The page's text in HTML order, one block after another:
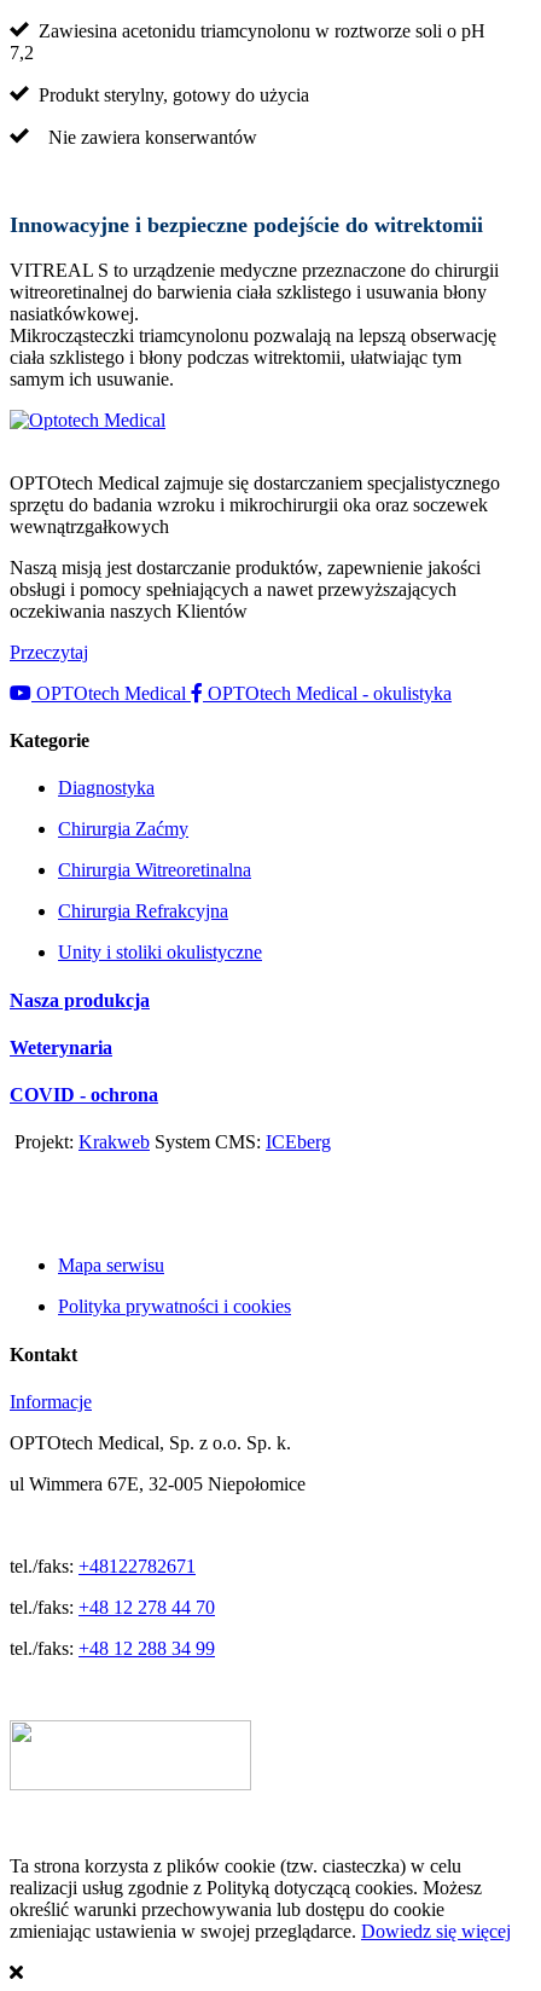
Zawiesina acetonidu triamcynolonu w roztworze soli o pH
7,2
Produkt sterylny, gotowy do użycia
Nie zawiera konserwantów
Innowacyjne i bezpieczne podejście do witrektomii
VITREAL S to urządzenie medyczne przeznaczone do chirurgii
witreoretinalnej do barwienia ciała szklistego i usuwania błony
nasiatkówkowej.
Mikrocząsteczki triamcynolonu pozwalają na lepszą obserwację
ciała szklistego i błony podczas witrektomii, ułatwiając tym
samym ich usuwanie.
OPTOtech Medical zajmuje się dostarczaniem specjalistycznego
sprzętu do badania wzroku i mikrochirurgii oka oraz soczewek
wewnątrzgałkowych
Naszą misją jest dostarczanie produktów, zapewnienie jakości
obsługi i pomocy spełniających a nawet przewyższających
oczekiwania naszych Klientów
Przeczytaj
OPTOtech Medical
OPTOtech Medical - okulistyka
Kategorie
Diagnostyka
Chirurgia Zaćmy
Chirurgia Witreoretinalna
Chirurgia Refrakcyjna
Unity i stoliki okulistyczne
Nasza produkcja
Weterynaria
COVID - ochrona
Projekt: Krakweb System CMS: ICEberg
Mapa serwisu
Polityka prywatności i cookies
Kontakt
Informacje
OPTOtech Medical, Sp. z o.o. Sp. k.
ul Wimmera 67E, 32-005 Niepołomice
tel./faks: +48122782671
tel./faks: +48 12 278 44 70
tel./faks: +48 12 288 34 99
Ta strona korzysta z plików cookie (tzw. ciasteczka) w celu
realizacji usług zgodnie z Polityką dotyczącą cookies. Możesz
określić warunki przechowywania lub dostępu do cookie
zmieniając ustawienia w swojej przeglądarce. Dowiedz się więcej